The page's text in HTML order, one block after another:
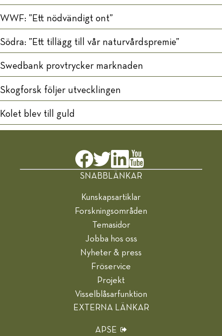
WWF: ”Ett nödvändigt ont”
Södra: ”Ett tillägg till vår naturvårdspremie”
Swedbank provtrycker marknaden
Skogforsk följer utvecklingen
Kolet blev till guld
SNABBLÄNKAR
Kunskapsartiklar
Forskningsområden
Temasidor
Jobba hos oss
Nyheter & press
Fröservice
Projekt
Visselblåsarfunktion
EXTERNA LÄNKAR
APSE